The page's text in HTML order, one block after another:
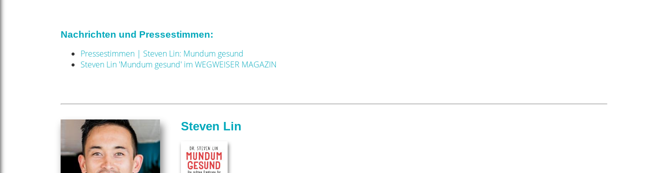
Nachrichten und Pressestimmen:
Pressestimmen | Steven Lin: Mundum gesund
Steven Lin 'Mundum gesund' im WEGWEISER MAGAZIN
Steven Lin